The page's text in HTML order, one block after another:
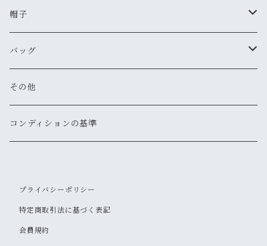
新品
古着
新品
コート
古着
新品
マウンテンパーカー
古着
その他
古着
ナイロンジャケット
新品
古着
新品
古着
シャツ（半袖）
古着
新品
シャツ（長袖）
古着
パーカー
古着
スウェット
古着
ベスト
古着
その他
古着
古着
新品
ショートパンツ
古着
新品
オーバーオール
古着
その他
古着
古着
新品
サンダル
長靴・レインシューズ
その他
ブレスレット
新品
バングル・リストバンド
ピアス
リング
財布
新品
古着
キーケース
手袋
新品
ベルト
サングラス
ソックス
帽子
キャップ
古着
ハット
新品
ニットキャップ・ビーニー
新品
古着
キャスケット
その他
バッグ
ショルダー
新品
トート
新品
リュックサック・バックパック
ウェストポーチ
その他
コンディションの基準
プライバシーポリシー
特定商取引法に基づく表記
会員規約